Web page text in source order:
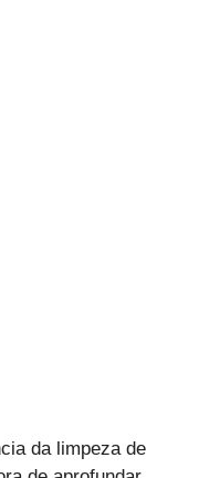
da limpeza de